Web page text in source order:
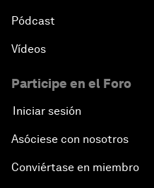
Pódcast
Vídeos
Participe en el Foro
Iniciar sesión
Asóciese con nosotros
Conviértase en miembro